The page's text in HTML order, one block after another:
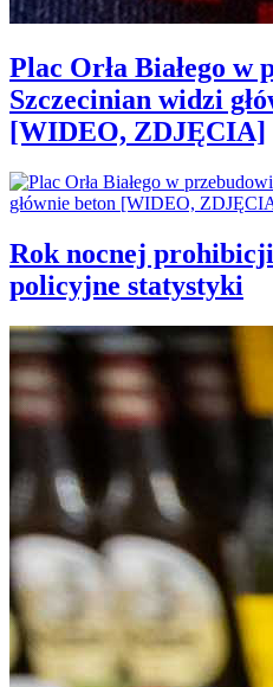
Plac Orła Białego w
Szczecinian widzi
[WIDEO, ZDJĘCIA]
Rok nocnej
policyjne statystyki